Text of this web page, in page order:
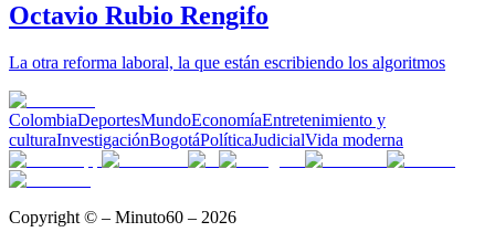
Octavio Rubio Rengifo
La otra reforma laboral, la que están escribiendo los algoritmos
ColombiaDeportesMundoEconomíaEntretenimiento y
culturaInvestigaciónBogotáPolíticaJudicialVida moderna
Copyright © – Minuto60 – 2026